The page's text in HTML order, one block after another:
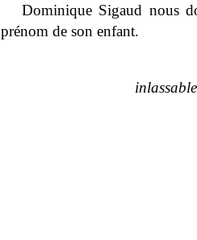
Dominique Sigaud nous
prénom de son enfant.